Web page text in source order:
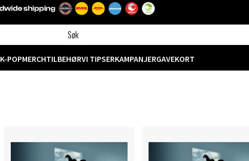
K-POPMERCHTILBEHØRVI TIPSERKAMPANJERGAVEKORT